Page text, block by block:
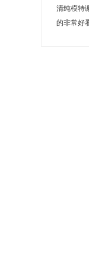
清纯模特
的非常好